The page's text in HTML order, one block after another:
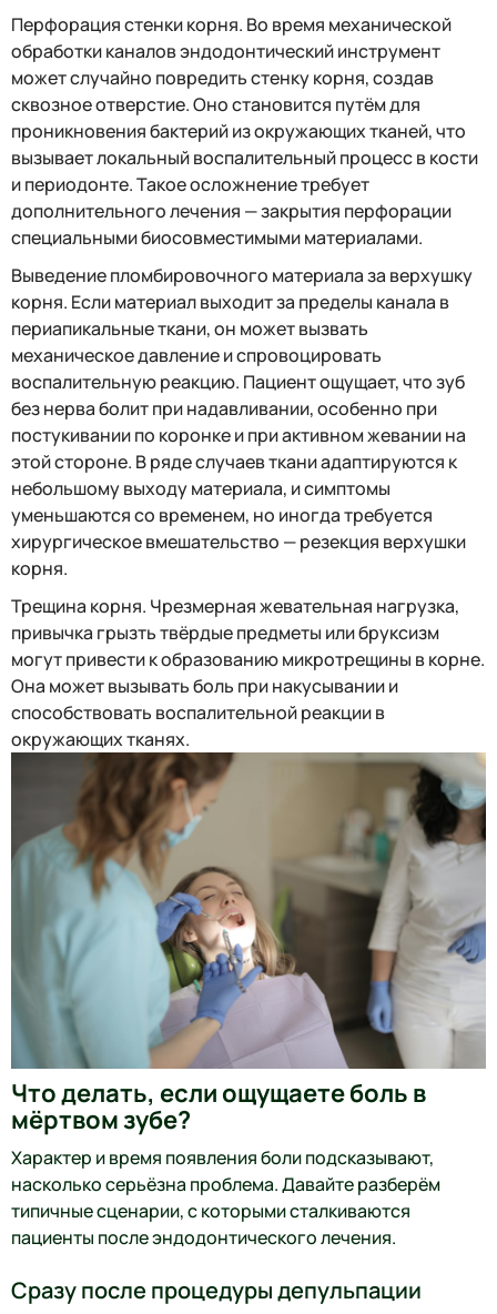
Перфорация стенки корня. Во время механической
обработки каналов эндодонтический инструмент
может случайно повредить стенку корня, создав
сквозное отверстие. Оно становится путём для
проникновения бактерий из окружающих тканей, что
вызывает локальный воспалительный процесс в кости
и периодонте. Такое осложнение требует
дополнительного лечения — закрытия перфорации
специальными биосовместимыми материалами.
Выведение пломбировочного материала за верхушку
корня. Если материал выходит за пределы канала в
периапикальные ткани, он может вызвать
механическое давление и спровоцировать
воспалительную реакцию. Пациент ощущает, что зуб
без нерва болит при надавливании, особенно при
постукивании по коронке и при активном жевании на
этой стороне. В ряде случаев ткани адаптируются к
небольшому выходу материала, и симптомы
уменьшаются со временем, но иногда требуется
хирургическое вмешательство — резекция верхушки
корня.
Трещина корня. Чрезмерная жевательная нагрузка,
привычка грызть твёрдые предметы или бруксизм
могут привести к образованию микротрещины в корне.
Она может вызывать боль при накусывании и
способствовать воспалительной реакции в
окружающих тканях.
Что делать, если ощущаете боль в
мёртвом зубе?
Характер и время появления боли подсказывают,
насколько серьёзна проблема. Давайте разберём
типичные сценарии, с которыми сталкиваются
пациенты после эндодонтического лечения.
Сразу после процедуры депульпации